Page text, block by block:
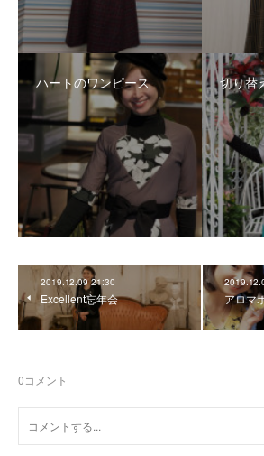
ハートのワンピース 切り替
2019.12.09 21:30
Excellent忘年会 アロマ
0コメント